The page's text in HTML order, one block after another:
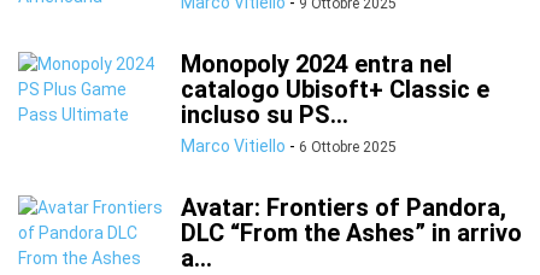
9 Ottobre 2025
Monopoly 2024 entra nel
catalogo Ubisoft+ Classic e
incluso su PS...
Marco Vitiello - 6 Ottobre 2025
Avatar: Frontiers of Pandora,
DLC “From the Ashes” in arrivo
a...